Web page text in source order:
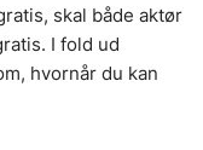
skal både aktør
I fold ud
hvornår du kan